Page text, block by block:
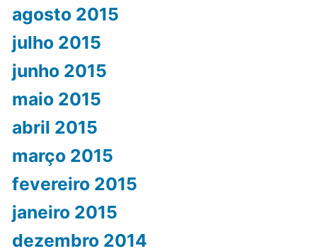
agosto 2015
julho 2015
junho 2015
maio 2015
abril 2015
março 2015
fevereiro 2015
janeiro 2015
dezembro 2014